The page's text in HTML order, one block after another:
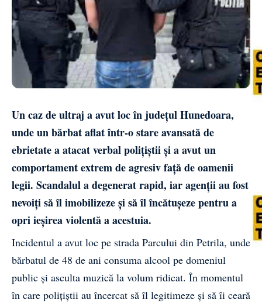
Un caz de ultraj a avut loc în județul Hunedoara,
unde un bărbat aflat într-o stare avansată de
ebrietate a atacat verbal polițiștii și a avut un
comportament extrem de agresiv față de oamenii
legii. Scandalul a degenerat rapid, iar agenții au fost
nevoiți să îl imobilizeze și să îl încătușeze pentru a
opri ieșirea violentă a acestuia.
Incidentul a avut loc pe strada Parcului din Petrila, unde
bărbatul de 48 de ani consuma alcool pe domeniul
public și asculta muzică la volum ridicat. În momentul
în care polițiștii au încercat să îl legitimeze și să îi ceară